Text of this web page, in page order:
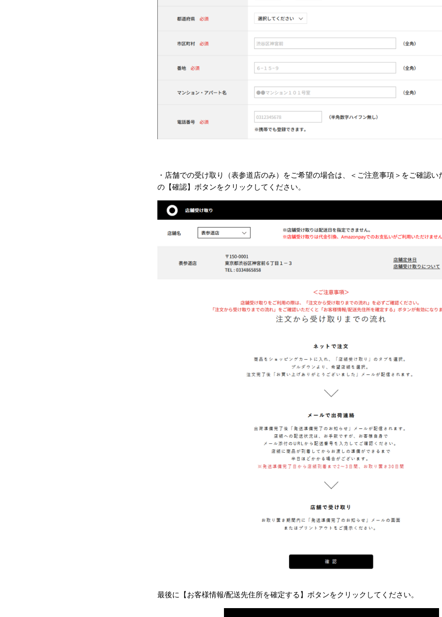
・店舗での受け取り（表参道店のみ）をご希望の場合は、＜ご注意事項＞をご確認い
の【確認】ボタンをクリックしてください。
最後に【お客様情報/配送先住所を確定する】ボタンをクリックしてください。